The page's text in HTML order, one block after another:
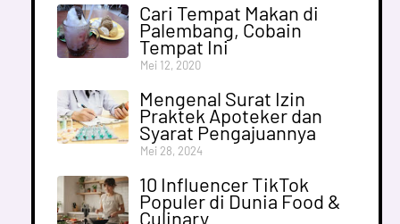
Cari Tempat Makan di
Palembang, Cobain
Tempat Ini
Mei 12, 2020
Mengenal Surat Izin
Praktek Apoteker dan
Syarat Pengajuannya
Mei 28, 2024
10 Influencer TikTok
Populer di Dunia Food &
Culinary